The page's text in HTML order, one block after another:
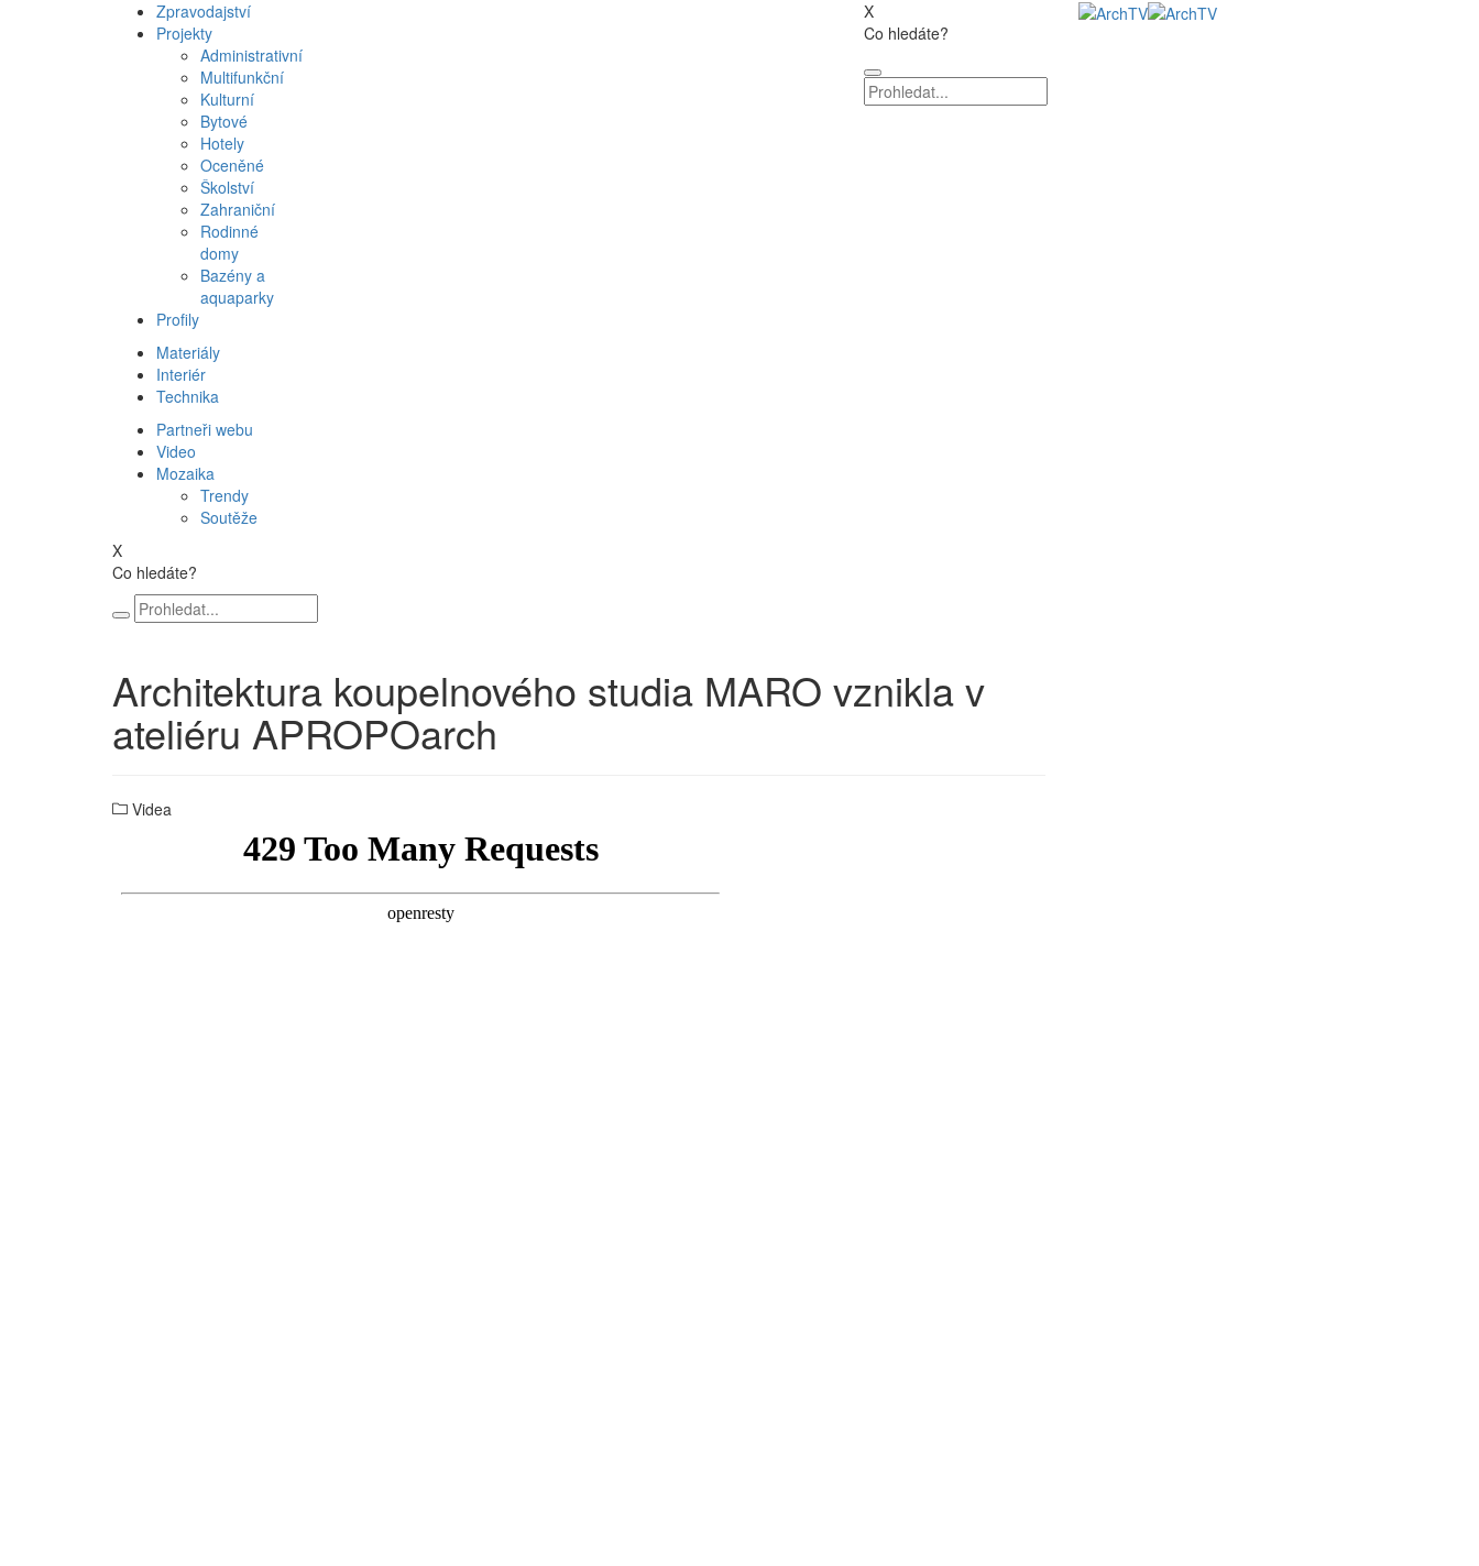
Zpravodajství
Projekty
Administrativní
Multifunkční
Kulturní
Bytové
Hotely
Oceněné
Školství
Zahraniční
Rodinné
domy
Bazény a
aquaparky
Profily
Materiály
Interiér
Technika
Partneři webu
Video
Mozaika
Trendy
Soutěže
X
Co hledáte?
X
Co hledáte?
Architektura koupelnového studia MARO vznikla v
ateliéru APROPOarch
Videa